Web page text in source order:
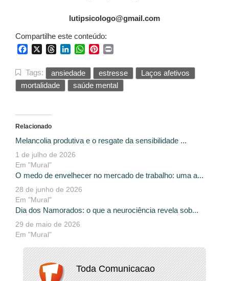
lutipsicologo@gmail.com
Compartilhe este conteúdo:
FacebookThreadsLinkedInWhatsApp
Pinterest
Tags: ansiedade estresse
Laços afetivos
mortalidade
saúde mental
Relacionado
Melancolia produtiva e o resgate da sensibilidade ...
1 de julho de 2026
Em "Mural"
O medo de envelhecer no mercado de trabalho: uma a...
28 de junho de 2026
Em "Mural"
Dia dos Namorados: o que a neurociência revela sob...
29 de maio de 2026
Em "Mural"
Toda Comunicacao